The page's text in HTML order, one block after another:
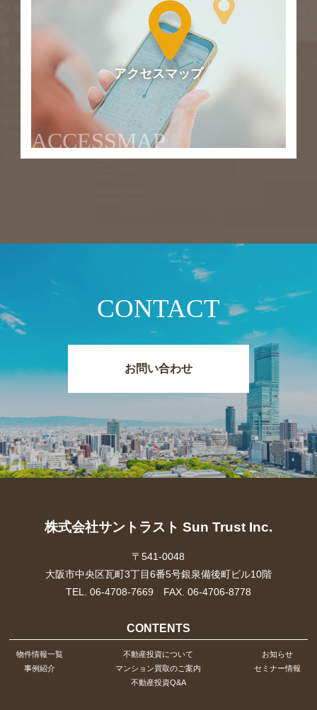
アクセスマップ
ACCESSMAP
CONTACT
お問い合わせ
株式会社サントラスト Sun Trust Inc.
〒541-0048
大阪市中央区瓦町3丁目6番5号銀泉備後町ビル10階
TEL. 06-4708-7669 FAX. 06-4706-8778
CONTENTS
物件情報一覧
事例紹介
不動産投資について
マンション買取のご案内
不動産投資Q&A
お知らせ
セミナー情報